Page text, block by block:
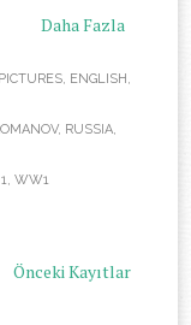
Daha Fazla
, ENGLISH,
, RUSSIA,
, WW1
Önceki Kayıtlar